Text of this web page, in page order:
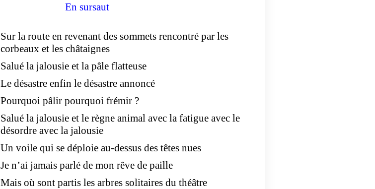
En sursaut
Sur la route en revenant des sommets rencontré par les
corbeaux et les châtaignes
Salué la jalousie et la pâle flatteuse
Le désastre enfin le désastre annoncé
Pourquoi pâlir pourquoi frémir ?
Salué la jalousie et le règne animal avec la fatigue avec le
désordre avec la jalousie
Un voile qui se déploie au-dessus des têtes nues
Je n’ai jamais parlé de mon rêve de paille
Mais où sont partis les arbres solitaires du théâtre